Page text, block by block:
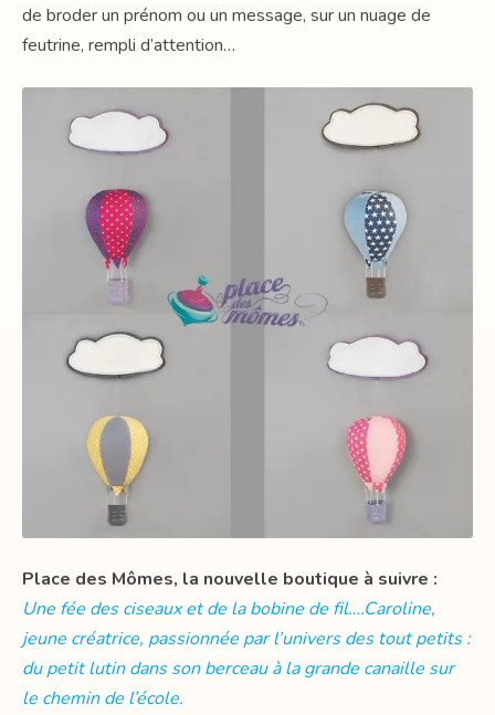
de broder un prénom ou un message, sur un nuage de
feutrine, rempli d’attention…
Place des Mômes, la nouvelle boutique à suivre :
Une fée des ciseaux et de la bobine de fil….Caroline,
jeune créatrice, passionnée par l’univers des tout petits :
du petit lutin dans son berceau à la grande canaille sur
le chemin de l’école.